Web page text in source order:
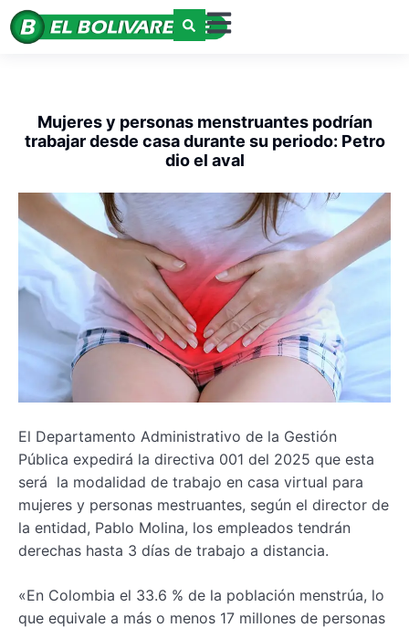
Mujeres y personas menstruantes podrían
trabajar desde casa durante su periodo: Petro
dio el aval
El Departamento Administrativo de la Gestión
Pública expedirá la directiva 001 del 2025 que esta
será la modalidad de trabajo en casa virtual para
mujeres y personas mestruantes, según el director de
la entidad, Pablo Molina, los empleados tendrán
derechas hasta 3 días de trabajo a distancia.
«En Colombia el 33.6 % de la población menstrúa, lo
que equivale a más o menos 17 millones de personas